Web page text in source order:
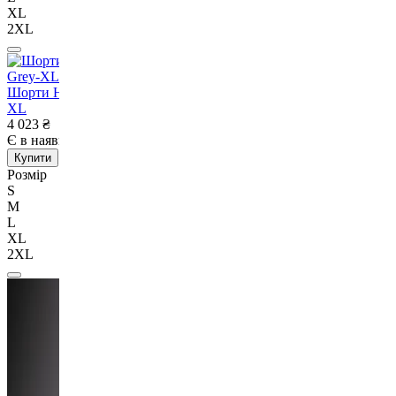
XL
2XL
Шорти Hayabusa Men's Layered Performance Shorts Light Grey-
XL
4 023 ₴
Є в наявності
Купити
Розмір
S
M
L
XL
2XL